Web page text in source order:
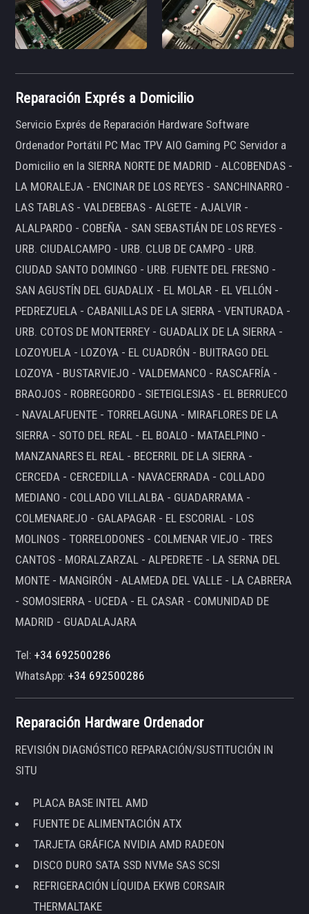
Reparación Exprés a Domicilio
Servicio Exprés de Reparación Hardware Software
Ordenador Portátil PC Mac TPV AIO Gaming PC Servidor a
Domicilio en la SIERRA NORTE DE MADRID - ALCOBENDAS -
LA MORALEJA - ENCINAR DE LOS REYES - SANCHINARRO -
LAS TABLAS - VALDEBEBAS - ALGETE - AJALVIR -
ALALPARDO - COBEÑA - SAN SEBASTIÁN DE LOS REYES -
URB. CIUDALCAMPO - URB. CLUB DE CAMPO - URB.
CIUDAD SANTO DOMINGO - URB. FUENTE DEL FRESNO -
SAN AGUSTÍN DEL GUADALIX - EL MOLAR - EL VELLÓN -
PEDREZUELA - CABANILLAS DE LA SIERRA - VENTURADA -
URB. COTOS DE MONTERREY - GUADALIX DE LA SIERRA -
LOZOYUELA - LOZOYA - EL CUADRÓN - BUITRAGO DEL
LOZOYA - BUSTARVIEJO - VALDEMANCO - RASCAFRÍA -
BRAOJOS - ROBREGORDO - SIETEIGLESIAS - EL BERRUECO
- NAVALAFUENTE - TORRELAGUNA - MIRAFLORES DE LA
SIERRA - SOTO DEL REAL - EL BOALO - MATAELPINO -
MANZANARES EL REAL - BECERRIL DE LA SIERRA -
CERCEDA - CERCEDILLA - NAVACERRADA - COLLADO
MEDIANO - COLLADO VILLALBA - GUADARRAMA -
COLMENAREJO - GALAPAGAR - EL ESCORIAL - LOS
MOLINOS - TORRELODONES - COLMENAR VIEJO - TRES
CANTOS - MORALZARZAL - ALPEDRETE - LA SERNA DEL
MONTE - MANGIRÓN - ALAMEDA DEL VALLE - LA CABRERA
- SOMOSIERRA - UCEDA - EL CASAR - COMUNIDAD DE
MADRID - GUADALAJARA
Tel:+34 692500286
WhatsApp:+34 692500286
Reparación Hardware Ordenador
REVISIÓN DIAGNÓSTICO REPARACIÓN/SUSTITUCIÓN IN
SITU
PLACA BASE INTEL AMD
FUENTE DE ALIMENTACIÓN ATX
TARJETA GRÁFICA NVIDIA AMD RADEON
DISCO DURO SATA SSD NVMe SAS SCSI
REFRIGERACIÓN LÍQUIDA EKWB CORSAIR
THERMALTAKE